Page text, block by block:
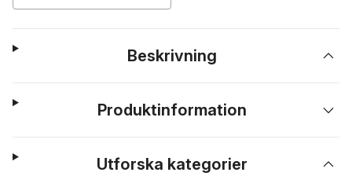
Beskrivning
Produktinformation
Utforska kategorier